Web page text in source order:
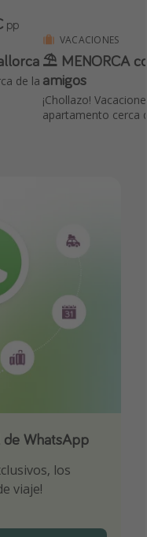
de la
pp
VACACIONES
⛱️ MENORCA
amigos
¡Chollazo!
apartamento cerca
WhatsApp
los
viaje!
chollazos
de Telegram!
para